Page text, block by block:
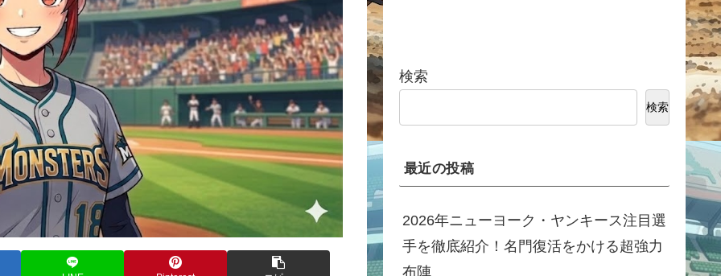
検索
検索
最近の投稿
2026年ニューヨーク・ヤンキース注目選
手を徹底紹介！名門復活をかける超強力
布陣